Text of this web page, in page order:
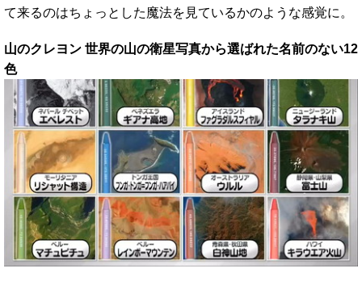
て来るのはちょっとした魔法を見ているかのような感覚に。
山のクレヨン 世界の山の衛星写真から選ばれた名前のない12
色